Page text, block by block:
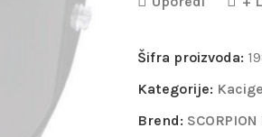
Šifra proizvoda:
Kategorije: Kacige
Brend: SCORPION